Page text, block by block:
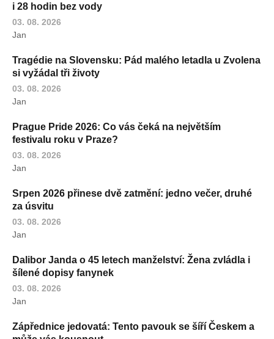
i 28 hodin bez vody
03. 08. 2026
Jan
Tragédie na Slovensku: Pád malého letadla u Zvolena
si vyžádal tři životy
03. 08. 2026
Jan
Prague Pride 2026: Co vás čeká na největším
festivalu roku v Praze?
03. 08. 2026
Jan
Srpen 2026 přinese dvě zatmění: jedno večer, druhé
za úsvitu
03. 08. 2026
Jan
Dalibor Janda o 45 letech manželství: Žena zvládla i
šílené dopisy fanynek
03. 08. 2026
Jan
Zápřednice jedovatá: Tento pavouk se šíří Českem a